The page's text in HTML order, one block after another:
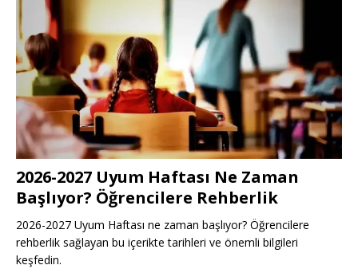
2026-2027 Uyum Haftası Ne Zaman
Başlıyor? Öğrencilere Rehberlik
2026-2027 Uyum Haftası ne zaman başlıyor? Öğrencilere
rehberlik sağlayan bu içerikte tarihleri ve önemli bilgileri
keşfedin.